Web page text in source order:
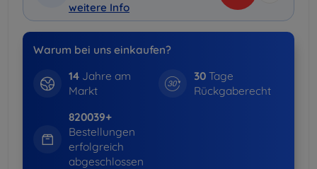
weitere Info
Warum bei uns einkaufen?
14Jahre am
Markt
30 Tage
Rückgaberecht
820039+
Bestellungen
erfolgreich
abgeschlossen